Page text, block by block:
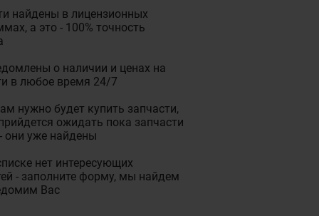
найдены в лицензионных
а это - 100% точность
о наличии и ценах на
в любое время 24/7
нужно будет купить запчасти,
ожидать пока запчасти
они уже найдены
нет интересующих
- заполните форму, мы найдем
Вас